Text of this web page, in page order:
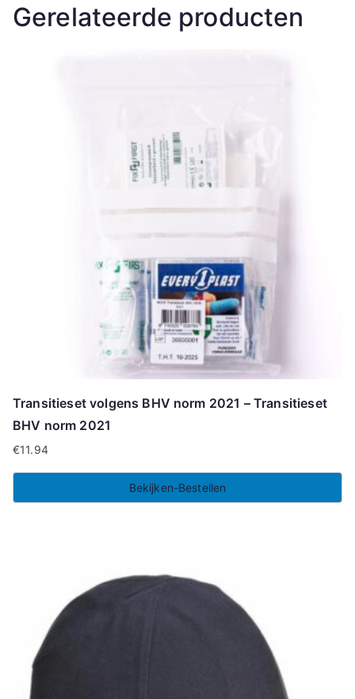
Gerelateerde producten
Transitieset volgens BHV norm 2021 – Transitieset
BHV norm 2021
€11.94
Bekijken-Bestellen